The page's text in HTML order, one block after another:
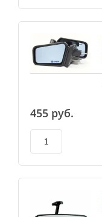
455 руб.